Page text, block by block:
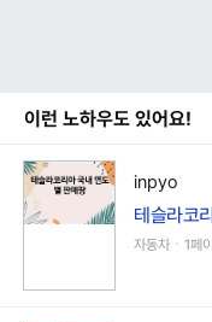
이런 노하우도 있어요!
inpyo
테슬라코
자동차ㆍ1페